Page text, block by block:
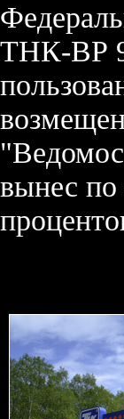
ТНК-ВР
вынес по